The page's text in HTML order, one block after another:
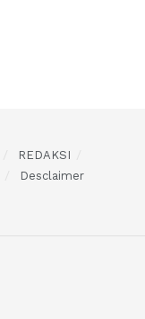
REDAKSI
Desclaimer